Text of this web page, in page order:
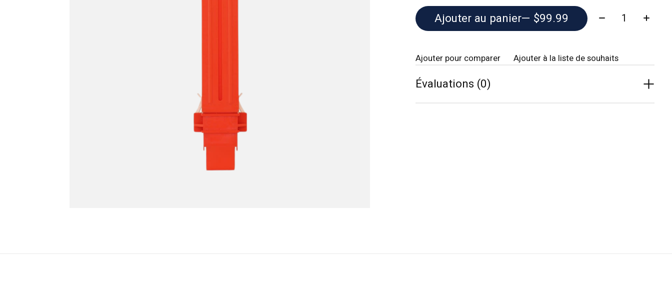
Ajouter au panier — $99.99 Quantité:
Ajouter pour comparer Ajouter à la liste de souhaits
Évaluations (0)